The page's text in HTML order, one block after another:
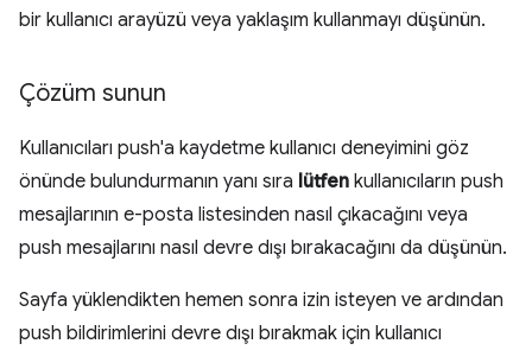
bir kullanıcı arayüzü veya yaklaşım kullanmayı düşünün.
Çözüm sunun
Kullanıcıları push'a kaydetme kullanıcı deneyimini göz
önünde bulundurmanın yanı sıra lütfen kullanıcıların push
mesajlarının e-posta listesinden nasıl çıkacağını veya
push mesajlarını nasıl devre dışı bırakacağını da düşünün.
Sayfa yüklendikten hemen sonra izin isteyen ve ardından
push bildirimlerini devre dışı bırakmak için kullanıcı